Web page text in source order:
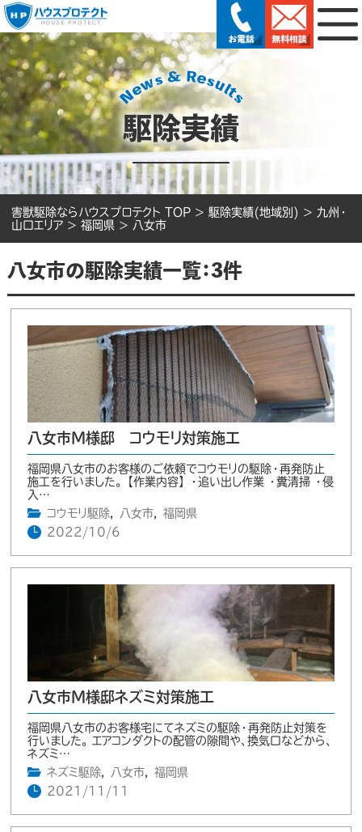
駆除実績
害獣駆除ならハウスプロテクト TOP > 駆除実績(地域別) > 九州・
山口エリア > 福岡県 > 八女市
八女市の駆除実績一覧：3件
八女市M様邸 コウモリ対策施工
福岡県八女市のお客様のご依頼でコウモリの駆除・再発防止
施工を行いました。 【作業内容】 ・追い出し作業 ・糞清掃 ・侵
入…
コウモリ駆除, 八女市,
福岡県
2022/10/6
八女市M様邸ネズミ対策施工
福岡県八女市のお客様宅にてネズミの駆除・再発防止対策を
行いました。 エアコンダクトの配管の隙間や、換気口などから、
ネズミ…
ネズミ駆除
八女市
福岡県
2021/11/11